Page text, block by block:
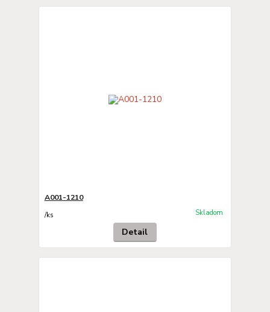
A001-1210
/ks Skladom
Detail